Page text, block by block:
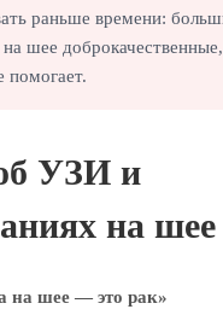
раньше времени:
шее
помогает.
УЗИ и
на шее
шее — это рак»